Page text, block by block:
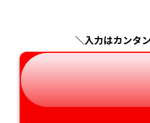
静岡県
和歌山
徳島県
熊本県
大分県
＼入力はカンタン